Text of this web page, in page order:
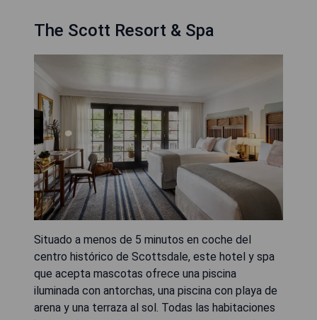
The Scott Resort & Spa
Situado a menos de 5 minutos en coche del
centro histórico de Scottsdale, este hotel y spa
que acepta mascotas ofrece una piscina
iluminada con antorchas, una piscina con playa de
arena y una terraza al sol. Todas las habitaciones